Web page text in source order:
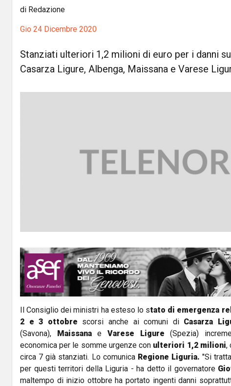
di Redazione
Gio 24 Dicembre 2020
Stanziati ulteriori 1,2 milioni di euro per i danni
Casarza Ligure, Albenga, Maissana e Varese
Il Consiglio dei ministri ha esteso lo stato di emergenza
2 e 3 ottobre scorsi anche ai comuni di Casarza
(Savona), Maissanae Varese Ligure (Spezia)
economica per le somme urgenze con ulteriori 1,2 milioni,
circa 7 già stanziati. Lo comunica Regione Liguria. "Si
per questi territori della Liguria - ha detto il governatore
maltempo di inizio ottobre ha portato ingenti danni